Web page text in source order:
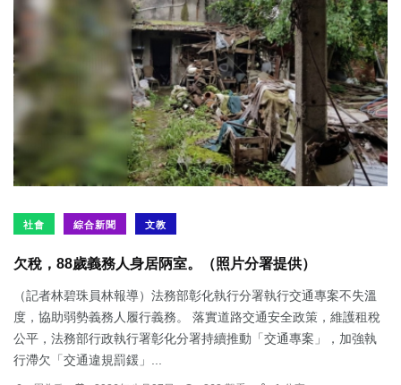
社會 綜合新聞 文教
欠稅，88歲義務人身居陃室。（照片分署提供）
（記者林碧珠員林報導）法務部彰化執行分署執行交通專案不失溫
度，協助弱勢義務人履行義務。 落實道路交通安全政策，維護租稅
公平，法務部行政執行署彰化分署持續推動「交通專案」，加強執
行滯欠「交通違規罰鍰」...